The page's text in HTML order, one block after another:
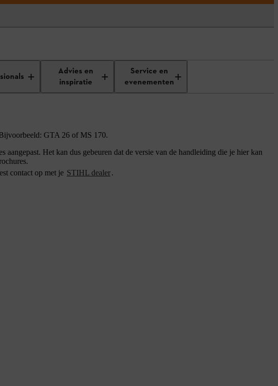
Advies en
inspiratie
Service en
evenementen
GTA 26 of MS 170.
Het kan dus gebeuren dat de versie van de handleiding die je hier kan
contact op met je STIHL dealer.